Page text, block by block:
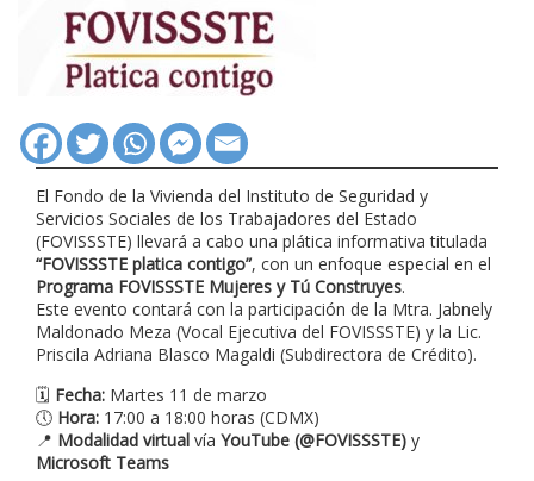
El Fondo de la Vivienda del Instituto de Seguridad y
Servicios Sociales de los Trabajadores del Estado
(FOVISSSTE) llevará a cabo una plática informativa titulada
“FOVISSSTE platica contigo”, con un enfoque especial en el
Programa FOVISSSTE Mujeres y Tú Construyes.
Este evento contará con la participación de la Mtra. Jabnely
Maldonado Meza (Vocal Ejecutiva del FOVISSSTE) y la Lic.
Priscila Adriana Blasco Magaldi (Subdirectora de Crédito).
🗓 Fecha: Martes 11 de marzo
🕔 Hora: 17:00 a 18:00 horas (CDMX)
📍 Modalidad virtual vía YouTube (@FOVISSSTE) y
Microsoft Teams